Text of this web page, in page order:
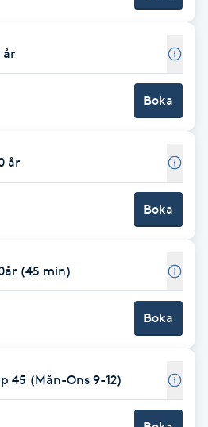
år
Boka
år
Boka
(45 min)
Boka
45 (Mån-Ons 9-12)